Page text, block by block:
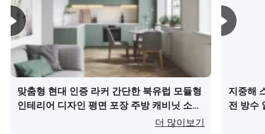
맞춤형 현대 인증 라커 간단한 북유럽 모듈형
인테리어 디자인 평면 포장 주방 캐비닛 소형
더 많이보기
지중해
전 방수